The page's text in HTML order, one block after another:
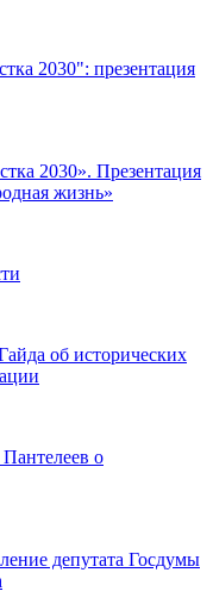
2030": презентация
2030». Презентация
жизнь»
об исторических
о
депутата Госдумы